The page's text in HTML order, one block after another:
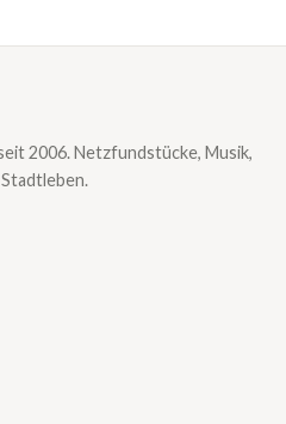
2006. Netzfundstücke, Musik,